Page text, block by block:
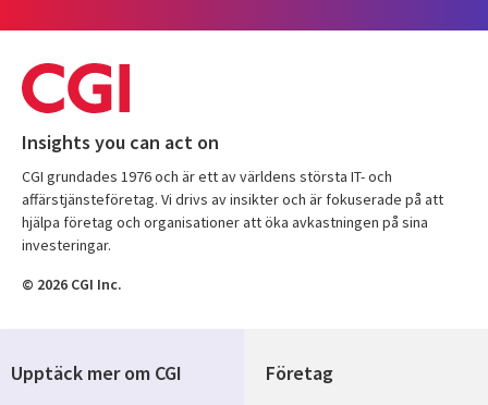
Insights you can act on
CGI grundades 1976 och är ett av världens största IT- och
affärstjänsteföretag. Vi drivs av insikter och är fokuserade på att
hjälpa företag och organisationer att öka avkastningen på sina
investeringar.
© 2026 CGI Inc.
Företag
Upptäck mer om CGI